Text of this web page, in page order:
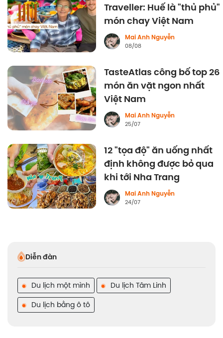
Traveller: Huế là "thủ phủ"
món chay Việt Nam
Mai Anh Nguyễn
08/08
TasteAtlas công bố top 26
món ăn vặt ngon nhất
Việt Nam
Mai Anh Nguyễn
25/07
12 "tọa độ" ăn uống nhất
định không được bỏ qua
khi tới Nha Trang
Mai Anh Nguyễn
24/07
Diễn đàn
Du lịch một mình
Du lịch Tâm Linh
Du lịch bằng ô tô